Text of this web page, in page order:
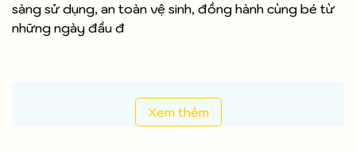
sàng sử dụng, an toàn vệ sinh, đồng hành cùng bé từ
những ngày đầu đ
Xem thêm